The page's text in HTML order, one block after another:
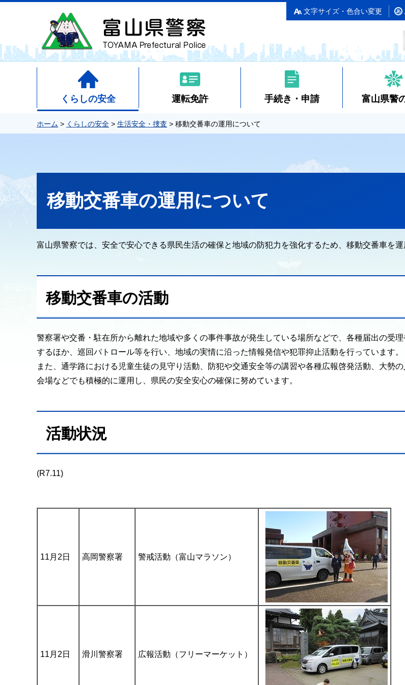
文字サイズ・色合い変更
くらしの安全 運転免許 手続き・申請 富山県警
ホーム > くらしの安全 > 生活安全・捜査 > 移動交番車の運用について
移動交番車の運用について
富山県警察では、安全で安心できる県民生活の確保と地域の防犯力を強化するため、移動交番車を運
移動交番車の活動
警察署や交番・駐在所から離れた地域や多くの事件事故が発生している場所などで、各種届出の受
するほか、巡回パトロール等を行い、地域の実情に沿った情報発信や犯罪抑止活動を行っています。
また、通学路における児童生徒の見守り活動、防犯や交通安全等の講習や各種広報啓発活動、大勢
会場などでも積極的に運用し、県民の安全安心の確保に努めています。
活動状況
(R7.11)
11月2日 高岡警察署 警戒活動（富山マラソン）
11月2日 滑川警察署 広報活動（フリーマーケット）